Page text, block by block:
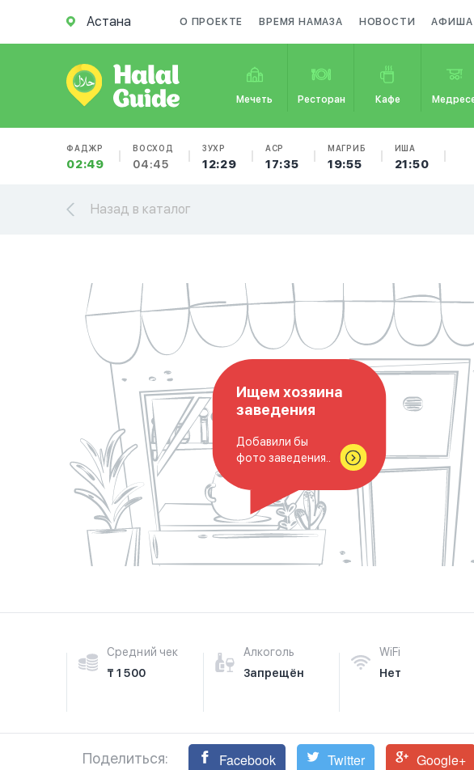
Астана О ПРОЕКТЕ ВРЕМЯ НАМАЗА НОВОСТИ АФИША
Мечеть Ресторан Кафе
ФАДЖР
02:49
ВОСХОД
04:45
ЗУХР
12:29
АСР
17:35
МАГРИБ
19:55
ИША
21:50
Назад в каталог
Ищем хозяина
заведения
Добавили бы
фото заведения..
Средний чек
₸ 1 500
Алкоголь
Запрещён
WiFi
Нет
Поделиться: Facebook Twitter Google+